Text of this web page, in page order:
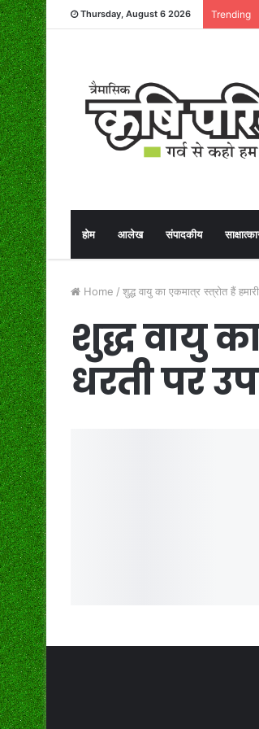
Thursday, August 6 2026 Trending
होम आलेख संपादकीय
Home / शुद्ध वायु का एकमात्र स्त्रोत हैं
शुद्ध वायु
धरती पर